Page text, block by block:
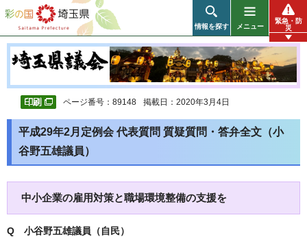
彩の国 埼玉県
情報を探す メニュー
緊急・防
災
ページ番号：89148 掲載日：2020年3月4日
平成29年2月定例会 代表質問 質疑質問・答弁全文（小
谷野五雄議員）
中小企業の雇用対策と職場環境整備の支援を
Q 小谷野五雄議員（自民）